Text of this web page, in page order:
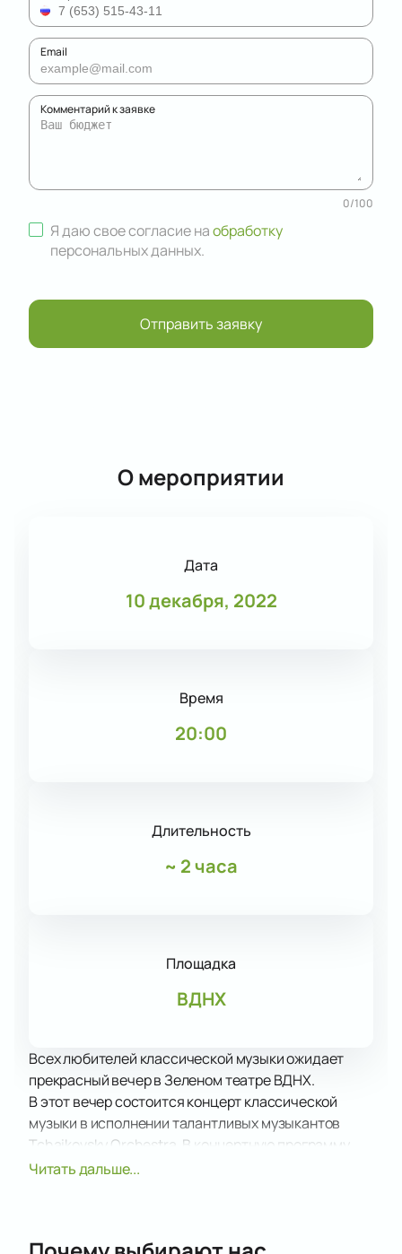
Email
Комментарий к заявке
0/100
Я даю свое согласие наобработку
персональных данных.
Отправить заявку
О мероприятии
Дата
10 декабря, 2022
Время
20:00
Длительность
~ 2 часа
Площадка
ВДНХ
Всех любителей классической музыки ожидает
прекрасный вечер в Зеленом театре ВДНХ.
В этот вечер состоится концерт классической
музыки в исполнении талантливых музыкантов
Tchaikovsky Orchestra. В концертную программу
вошли фрагменты произведений признанных
Читать дальше...